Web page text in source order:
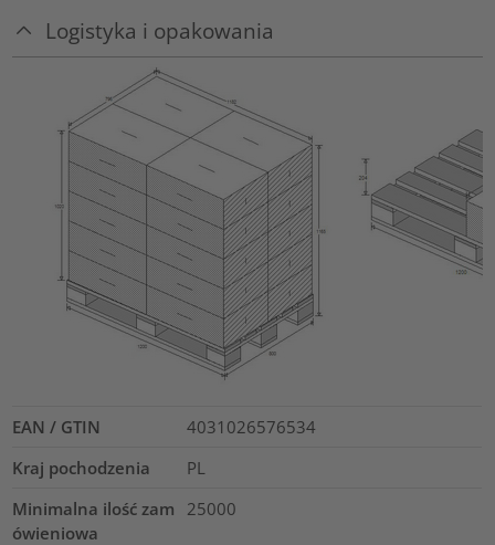
Logistyka i opakowania
EAN / GTIN
4031026576534
Kraj pochodzenia
PL
Minimalna ilość zam
ówieniowa
25000